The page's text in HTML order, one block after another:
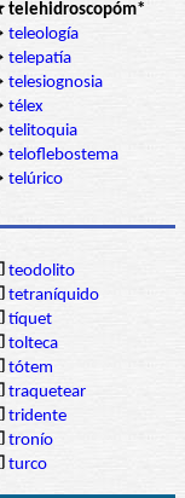
telehidroscopóm*
teleología
telepatía
telesiognosia
télex
telitoquia
teloflebostema
telúrico
teodolito
tetraníquido
tíquet
tolteca
tótem
traquetear
tridente
tronío
turco